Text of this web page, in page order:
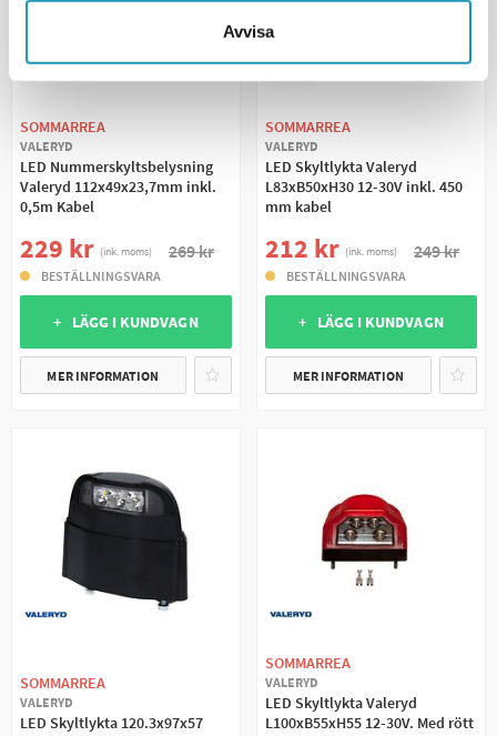
Avvisa
SOMMARREA
VALERYD
LED Nummerskyltsbelysning
Valeryd 112x49x23,7mm inkl.
0,5m Kabel
229 kr (ink. moms) 269 kr
BESTÄLLNINGSVARA
+ LÄGG I KUNDVAGN
MER INFORMATION
SOMMARREA
VALERYD
LED Skyltlykta Valeryd
L83xB50xH30 12-30V inkl. 450
mm kabel
212 kr (ink. moms) 249 kr
BESTÄLLNINGSVARA
+ LÄGG I KUNDVAGN
MER INFORMATION
SOMMARREA
VALERYD
LED Skyltlykta 120.3x97x57
SOMMARREA
VALERYD
LED Skyltlykta Valeryd
L100xB55xH55 12-30V. Med rött